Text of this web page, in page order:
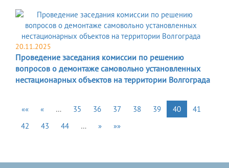
20.11.2025
Проведение заседания комиссии по решению
вопросов о демонтаже самовольно установленных
нестационарных объектов на территории Волгограда
«« « … 35 36 37 38 39 40
41
42
43 44 … » »»